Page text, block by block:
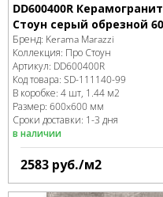
DD600400R
Стоун серый обрезной
Бренд: Kerama Marazzi
Коллекция: Про Стоун
Артикул: DD600400R
Код товара: SD-111140-99
В коробке: 4 шт, 1.44 м2
Размер: 600x600 мм
Сроки доставки: 1-3 дня
в наличии
2583 руб./м2